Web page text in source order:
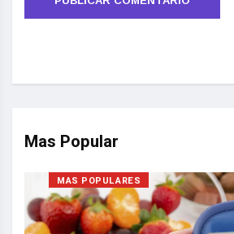
Mas Popular
MAS POPULARES